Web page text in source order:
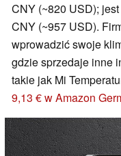
CNY (~820 USD);
CNY (~957 USD).
wprowadzić swoje
gdzie sprzedaje inne
takie jak Mi
9,13 € w Amazon